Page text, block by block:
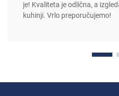
je! Kvaliteta je odlična, a
kuhinji. Vrlo preporučujemo!